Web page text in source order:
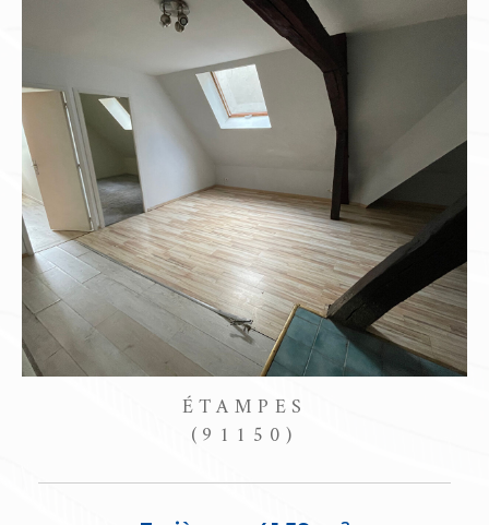
CONGERVILLE-THIONVILLE
(91740)